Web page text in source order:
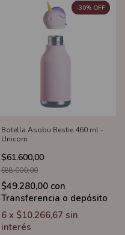
Botella Asobu Bestie 460 ml -
Unicorn
$61.600,00
-30% OFF
$88.000,00
$49.280,00 con
Transferencia o depósito
6 x $10.266,67 sin
interés